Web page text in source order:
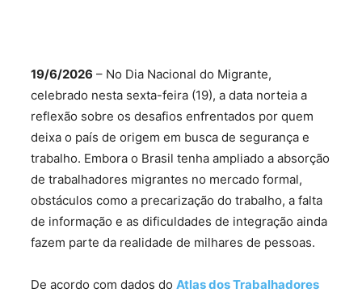
19/6/2026 – No Dia Nacional do Migrante,
celebrado nesta sexta-feira (19), a data norteia a
reflexão sobre os desafios enfrentados por quem
deixa o país de origem em busca de segurança e
trabalho. Embora o Brasil tenha ampliado a absorção
de trabalhadores migrantes no mercado formal,
obstáculos como a precarização do trabalho, a falta
de informação e as dificuldades de integração ainda
fazem parte da realidade de milhares de pessoas.
De acordo com dados do Atlas dos Trabalhadores